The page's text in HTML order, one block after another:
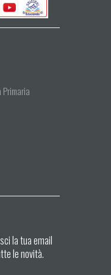
la tua email
le novità.